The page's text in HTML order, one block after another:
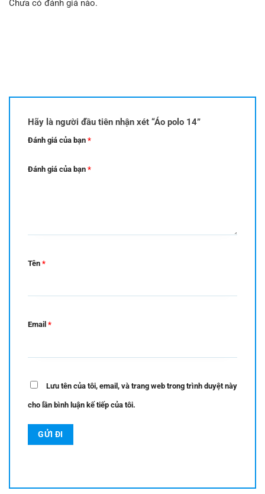
Chưa có đánh giá nào.
Hãy là người đầu tiên nhận xét “Áo polo 14”
Đánh giá của bạn *
Đánh giá của bạn *
Tên *
Email *
Lưu tên của tôi, email, và trang web trong trình duyệt này
cho lần bình luận kế tiếp của tôi.